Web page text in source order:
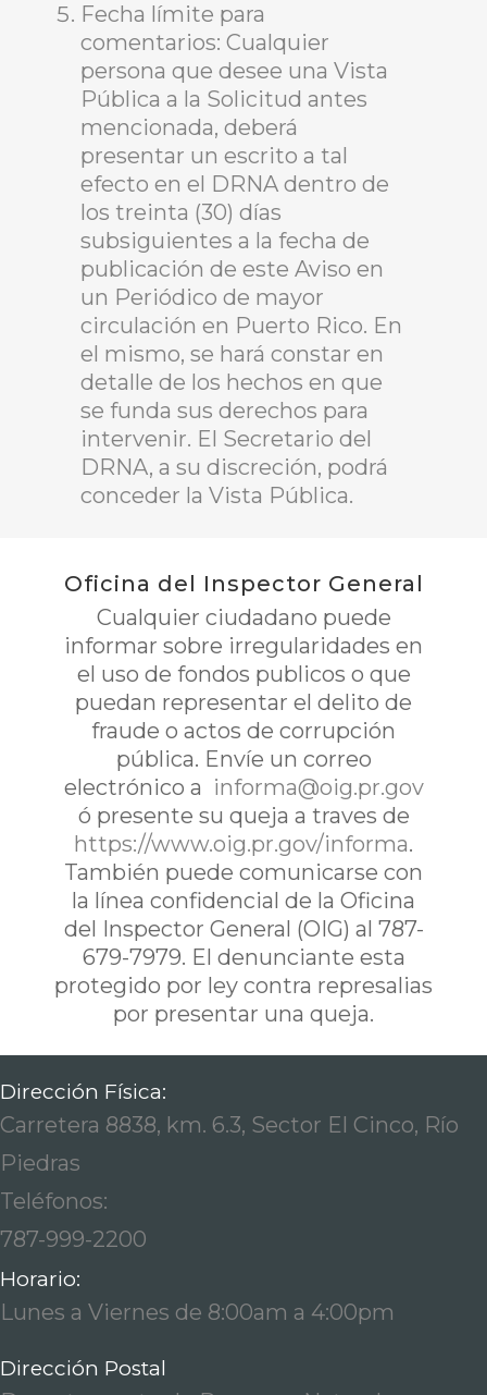
Fecha límite para
comentarios: Cualquier
persona que desee una Vista
Pública a la Solicitud antes
mencionada, deberá
presentar un escrito a tal
efecto en el DRNA dentro de
los treinta (30) días
subsiguientes a la fecha de
publicación de este Aviso en
un Periódico de mayor
circulación en Puerto Rico. En
el mismo, se hará constar en
detalle de los hechos en que
se funda sus derechos para
intervenir. El Secretario del
DRNA, a su discreción, podrá
conceder la Vista Pública.
Oficina del Inspector General
Cualquier ciudadano puede
informar sobre irregularidades en
el uso de fondos publicos o que
puedan representar el delito de
fraude o actos de corrupción
pública. Envíe un correo
electrónico a informa@oig.pr.gov
ó presente su queja a traves de
https://www.oig.pr.gov/informa.
También puede comunicarse con
la línea confidencial de la Oficina
del Inspector General (OIG) al 787-
679-7979. El denunciante esta
protegido por ley contra represalias
por presentar una queja.
Dirección Física:
Carretera 8838, km. 6.3, Sector El Cinco, Río
Piedras
Teléfonos:
787-999-2200
Horario:
Lunes a Viernes de 8:00am a 4:00pm
Dirección Postal